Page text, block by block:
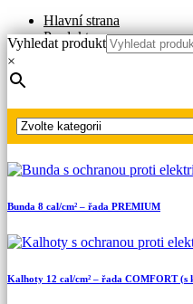
Hlavní strana
Produkty
Oděvy s ochranou proti
Vyhledat produkt
×
Bunda 8 cal/cm² – řada PREMIUM
Kalhoty 12 cal/cm² – řada COMFORT (s